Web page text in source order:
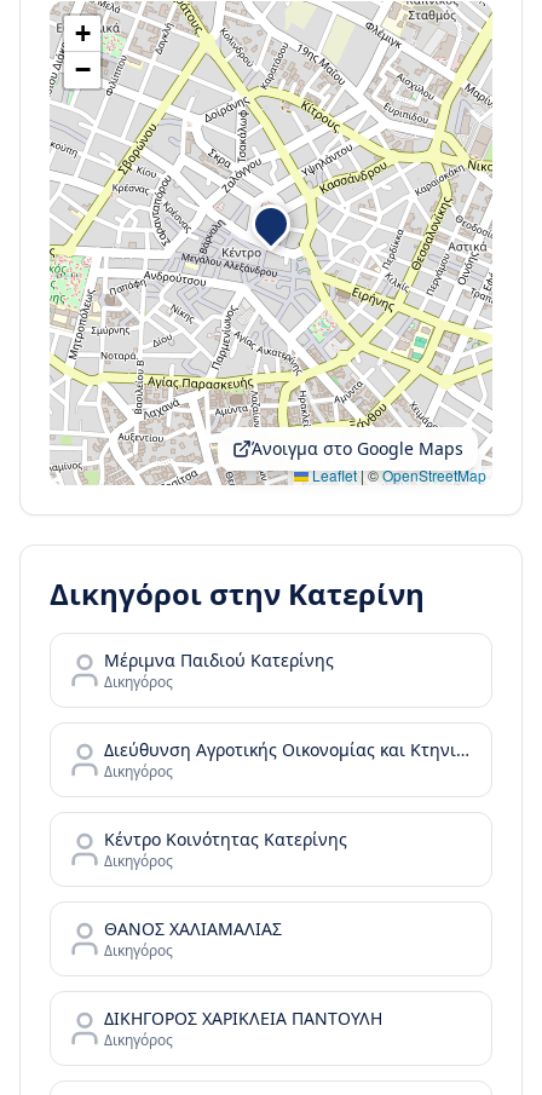
+
−
Leaflet|©OpenStreetMap
Άνοιγμα στο Google Maps
Δικηγόροι στην Κατερίνη
Μέριμνα Παιδιού Κατερίνης
Δικηγόρος
Διεύθυνση Αγροτικής Οικονομίας και Κτηνιατρικής Π.Ε. Πιερίας
Δικηγόρος
Κέντρο Κοινότητας Κατερίνης
Δικηγόρος
ΘΑΝΟΣ ΧΑΛΙΑΜΑΛΙΑΣ
Δικηγόρος
ΔΙΚΗΓΟΡΟΣ ΧΑΡΙΚΛΕΙΑ ΠΑΝΤΟΥΛΗ
Δικηγόρος